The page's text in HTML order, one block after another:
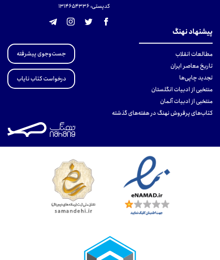
کدپستی: 131465433۶
پیشنهاد نهنگ
مطالعات انقلاب
تاریخ معاصر ایران
تجدید چاپی‌ها
منتخبی از ادبیات انگلستان
منتخبی از ادبیات آلمان
کتاب‌های پرفروش نهنگ در هفته‌های گذشته
جست‌وجوی پیشرفته
درخواست کتاب نایاب